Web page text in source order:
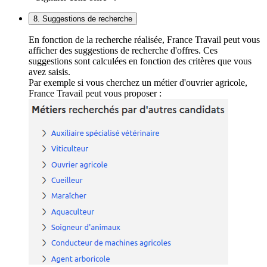
8. Suggestions de recherche
En fonction de la recherche réalisée, France Travail peut vous
afficher des suggestions de recherche d'offres. Ces
suggestions sont calculées en fonction des critères que vous
avez saisis.
Par exemple si vous cherchez un métier d'ouvrier agricole,
France Travail peut vous proposer :